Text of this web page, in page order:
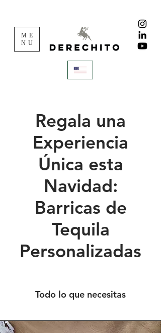
ME
NU
Regala una
Experiencia
Única esta
Navidad:
Barricas de
Tequila
Personalizadas
Todo lo que necesitas